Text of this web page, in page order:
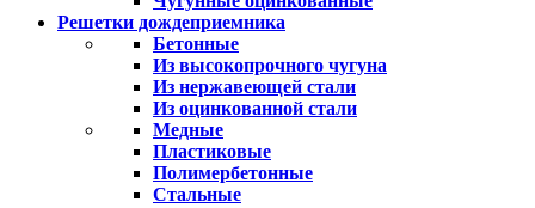
Решетки дождеприемника
Бетонные
Из высокопрочного чугуна
Из нержавеющей стали
Из оцинкованной стали
Медные
Пластиковые
Полимербетонные
Стальные